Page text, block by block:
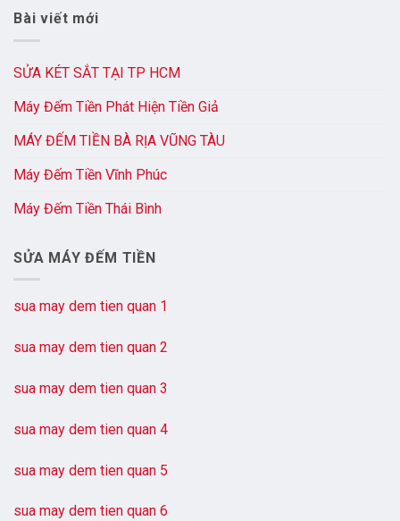
Bài viết mới
SỬA KÉT SẮT TẠI TP HCM
Máy Đếm Tiền Phát Hiện Tiền Giả
MÁY ĐẾM TIỀN BÀ RỊA VŨNG TÀU
Máy Đếm Tiền Vĩnh Phúc
Máy Đếm Tiền Thái Bình
SỬA MÁY ĐẾM TIỀN
sua may dem tien quan 1
sua may dem tien quan 2
sua may dem tien quan 3
sua may dem tien quan 4
sua may dem tien quan 5
sua may dem tien quan 6